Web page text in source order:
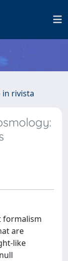
in rivista
formalism
are
like